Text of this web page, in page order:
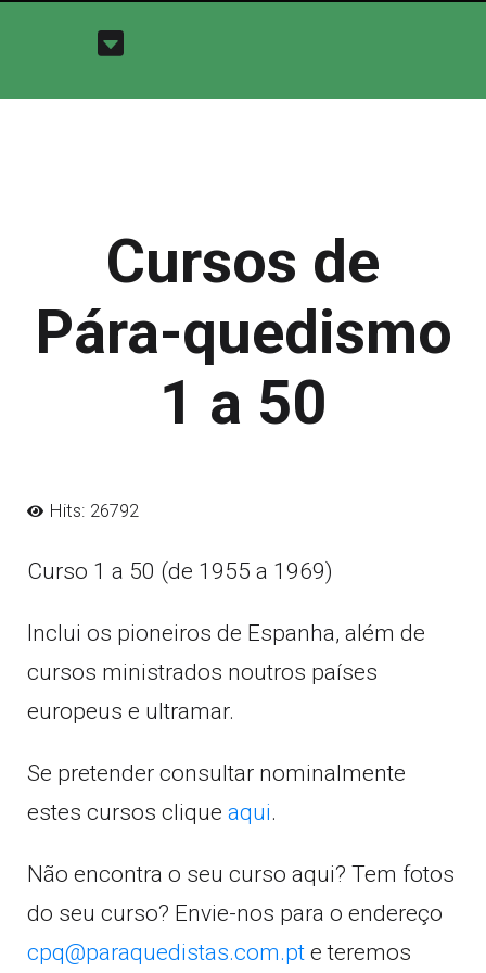
Cursos de
Pára-quedismo
1 a 50
Hits: 26792
Curso 1 a 50 (de 1955 a 1969)
Inclui os pioneiros de Espanha, além de
cursos ministrados noutros países
europeus e ultramar.
Se pretender consultar nominalmente
estes cursos clique aqui.
Não encontra o seu curso aqui? Tem fotos
do seu curso? Envie-nos para o endereço
cpq@paraquedistas.com.pt e teremos